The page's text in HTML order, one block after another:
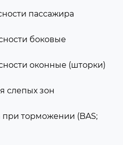
пассажира
боковые
оконные (шторки)
слепых зон
торможении (BAS;